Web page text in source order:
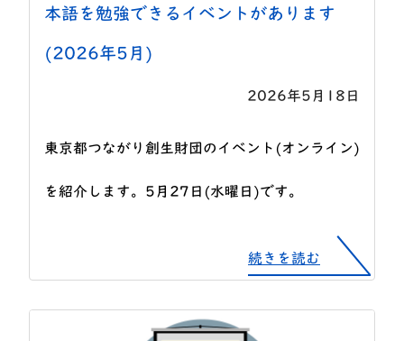
本語を勉強できるイベントがあります
(2026年5月)
2026年5月18日
東京都つながり創生財団のイベント(オンライン)
を紹介します。5月27日(水曜日)です。
続きを読む